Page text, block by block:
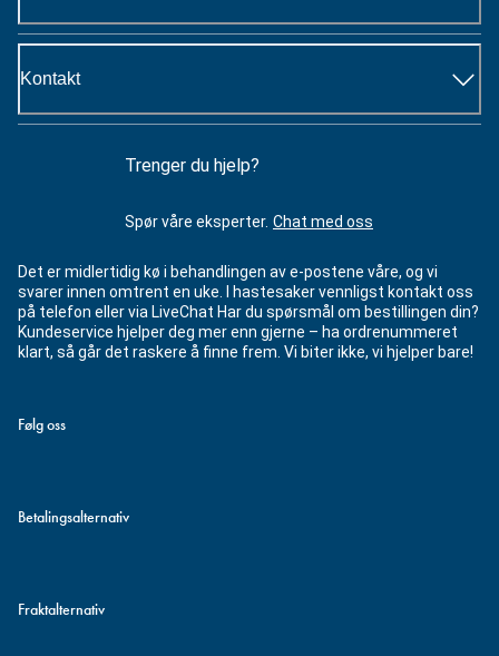
Kontakt
Trenger du hjelp?
Spør våre eksperter. Chat med oss
Det er midlertidig kø i behandlingen av e-postene våre, og vi
svarer innen omtrent en uke. I hastesaker vennligst kontakt oss
på telefon eller via LiveChat Har du spørsmål om bestillingen din?
Kundeservice hjelper deg mer enn gjerne – ha ordrenummeret
klart, så går det raskere å finne frem. Vi biter ikke, vi hjelper bare!
Følg oss
Betalingsalternativ
Fraktalternativ